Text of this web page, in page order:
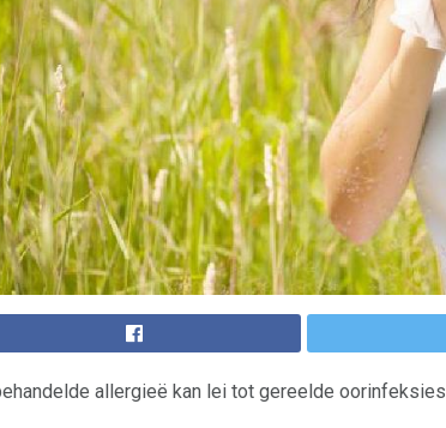
allergieë kan lei tot gereelde oorinfeksies